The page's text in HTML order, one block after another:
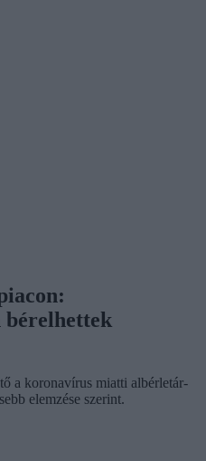
bérelhettek
a koronavírus miatti albérletár-
elemzése szerint.